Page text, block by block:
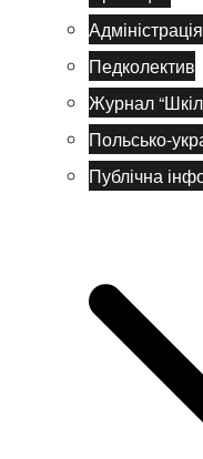
Адміністрація
Педколектив
Журнал
Польсько-
Публічна